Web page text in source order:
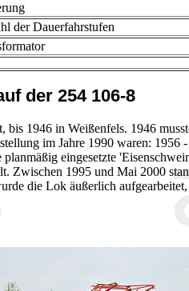
der Dauerfahrstufen
der 254 106-8
1946 in Weißenfels. 1946
im Jahre 1990 waren:
eingesetzte
Zwischen 1995 und Mai 2000
die Lok äußerlich